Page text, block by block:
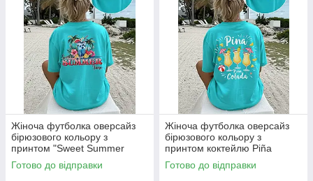
Жіноча футболка оверсайз
бірюзового кольору з
принтом "Sweet Summer
Time"
Готово до відправки
Жіноча футболка оверсайз
бірюзового кольору з
принтом коктейлю Piña
Colada
Готово до відправки